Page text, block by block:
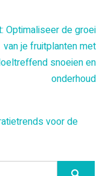
Optimaliseer de groei
van je fruitplanten met
snoeien en
onderhoud
voor de